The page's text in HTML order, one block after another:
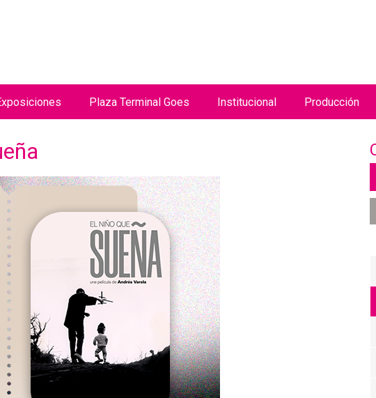
Plaza Terminal Goes Institucional Producción